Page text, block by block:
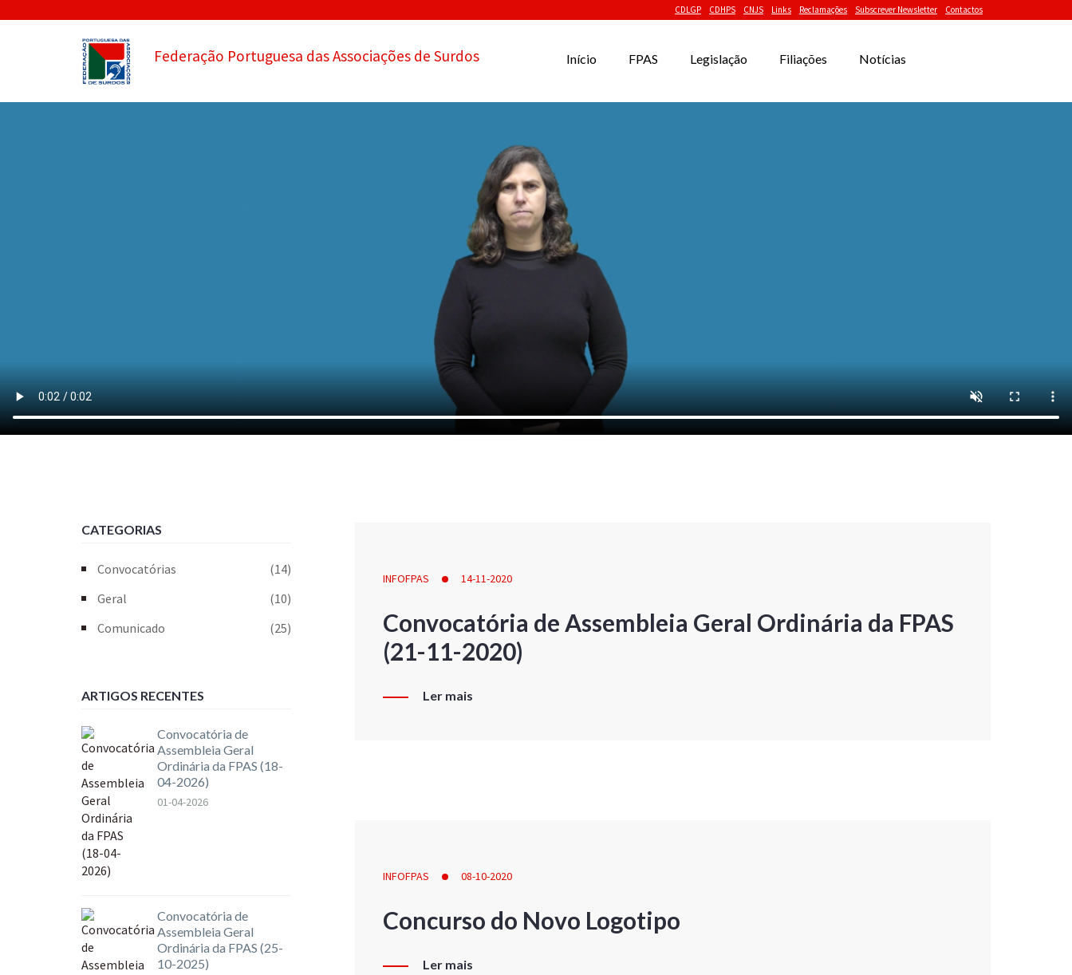
CDLGP CDHPS CNJS Links Reclamações Subscrever Newsletter Contactos
Federação Portuguesa das Associações de Surdos Início FPAS Legislação Filiações Notícias
INFOFPAS 14-11-2020
Convocatória de Assembleia Geral Ordinária da FPAS
(21-11-2020)
Ler mais
INFOFPAS 08-10-2020
Concurso do Novo Logotipo
Ler mais
CATEGORIAS
Convocatórias
(14)
Geral
(10)
Comunicado
(25)
ARTIGOS RECENTES
Convocatória de
Assembleia Geral
Ordinária da FPAS (18-
04-2026)
01-04-2026
Convocatória de
Assembleia Geral
Ordinária da FPAS (25-
10-2025)